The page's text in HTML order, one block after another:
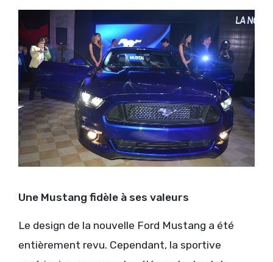
Une Mustang fidèle à ses valeurs
Le design de la nouvelle Ford Mustang a été
entièrement revu. Cependant, la sportive